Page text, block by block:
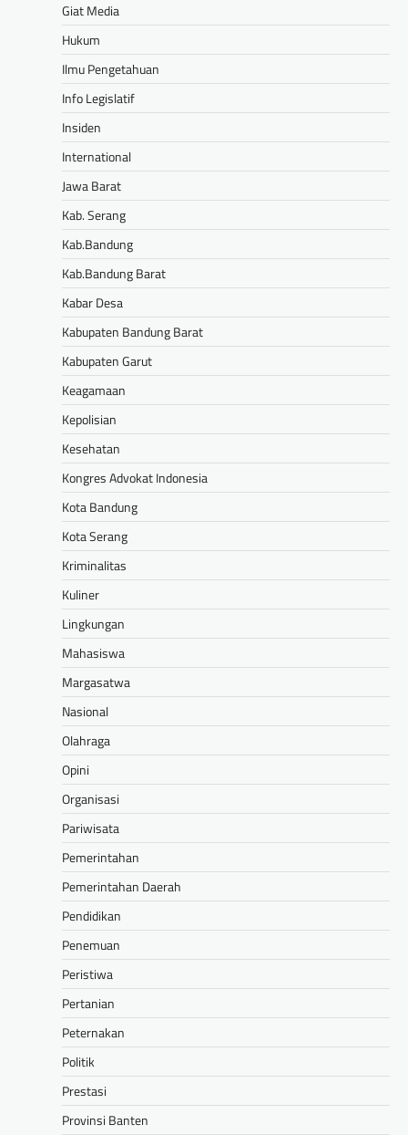
Giat Media
Hukum
Ilmu Pengetahuan
Info Legislatif
Insiden
International
Jawa Barat
Kab. Serang
Kab.Bandung
Kab.Bandung Barat
Kabar Desa
Kabupaten Bandung Barat
Kabupaten Garut
Keagamaan
Kepolisian
Kesehatan
Kongres Advokat Indonesia
Kota Bandung
Kota Serang
Kriminalitas
Kuliner
Lingkungan
Mahasiswa
Margasatwa
Nasional
Olahraga
Opini
Organisasi
Pariwisata
Pemerintahan
Pemerintahan Daerah
Pendidikan
Penemuan
Peristiwa
Pertanian
Peternakan
Politik
Prestasi
Provinsi Banten